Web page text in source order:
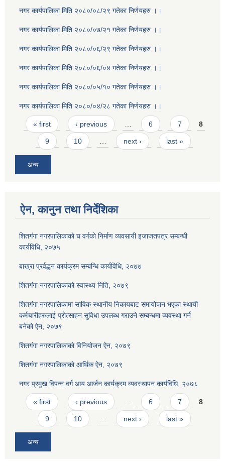
नगर कार्यपालिका मिति २०८०/०८/२९ गतेका निर्णयहरु ।।
नगर कार्यपालिका मिति २०८०/०७/२१ गतेका निर्णयहरु ।।
नगर कार्यपालिका मिति २०८०/०६/२९ गतेका निर्णयहरु ।।
नगर कार्यपालिका मिति २०८०/०६/०४ गतेका निर्णयहरु ।।
नगर कार्यपालिका मिति २०८०/०५/१० गतेका निर्णयहरु ।।
नगर कार्यपालिका मिति २०८०/०४/२८ गतेका निर्णयहरु ।।
Pages
« first ‹ previous … 6 7 8
9 10 … next › last »
अन्य
ऐन, कानुन तथा निर्देशिका
शितगंगा नगरपालिकाकाे घ वर्गकाे निर्माण व्यवसायी इजाजतपत्र सम्बन्धी
कार्यविधि, २०७५
बाख्रा प्रर्वद्धन कार्यक्रम सम्बन्धि कार्यविधि, २०७७
शितगंगा नगरपालिकाको स्वास्थ्य निति, २०७९
शितगंगा नगरपालिकामा साविक स्थानीय निकायबाट समायोजन भएका स्थायी
कर्मचारीहरुलाई प्रोत्साहन सुविधा उपलब्ध गराउने सम्बन्धमा व्यवस्था गर्न
बनेको ऐन, २०७९
शितगंगा नगरपालिकाकाे विनियोजन ऐन, २०७९
शितगंगा नगरपालिकाकाे आर्थिक ऐन, २०७९
नगर प्रमुख विपन्न वर्ग आय आर्जन कार्यक्रम व्यवस्थापन कार्यविधि, २०७८
Pages
« first ‹ previous 6 7 8
9 10 next › last »
अन्य